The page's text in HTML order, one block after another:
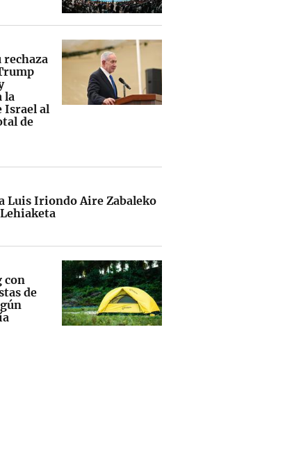
rechaza
la
Israel al
de
Luis Iriondo Aire Zabaleko
con
de